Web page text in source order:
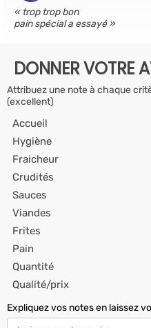
trop trop bon
pain spécial a essayé
DONNER VOTRE
Attribuez une note à chaque
(excellent)
Accueil
Hygiène
Fraicheur
Crudités
Sauces
Viandes
Frites
Pain
Quantité
Qualité/prix
Expliquez vos notes en laissez